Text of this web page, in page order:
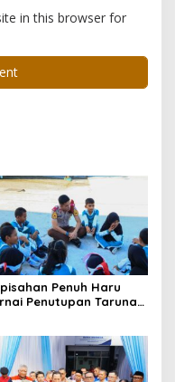
in this browser for
Penuh Haru
Penutupan Taruna